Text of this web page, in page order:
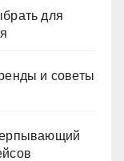
для
и советы